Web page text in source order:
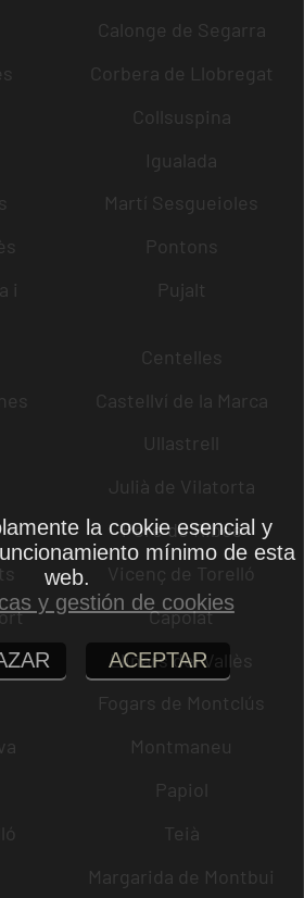
Calonge de Segarra
Corbera de Llobregat
Collsuspina
Igualada
Martí Sesgueioles
Pontons
i
Pujalt
Centelles
Castellví de la Marca
Ullastrell
Julià de Vilatorta
Pere de Ribes
Vicenç de Torelló
Capolat
Llinars del Vallès
Fogars de Montclús
Montmaneu
Papiol
Teià
Margarida de Montbui
la cookie esencial y
mínimo de esta
web.
y gestión de cookies
ACEPTAR